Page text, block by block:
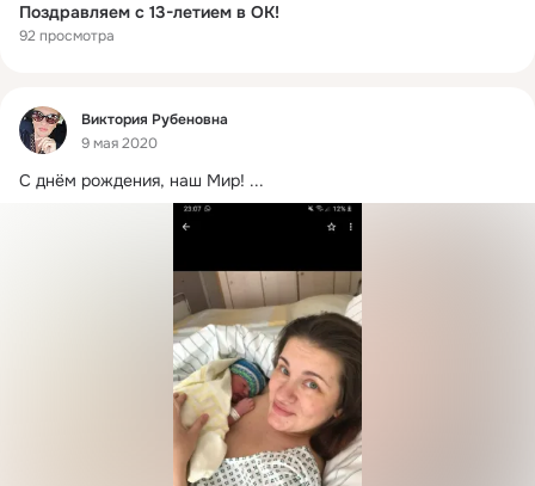
Поздравляем с 13-летием в ОК!
92 просмотра
Фид
Виктория Рубеновна
9 мая 2020
С днём рождения, наш Мир! ...